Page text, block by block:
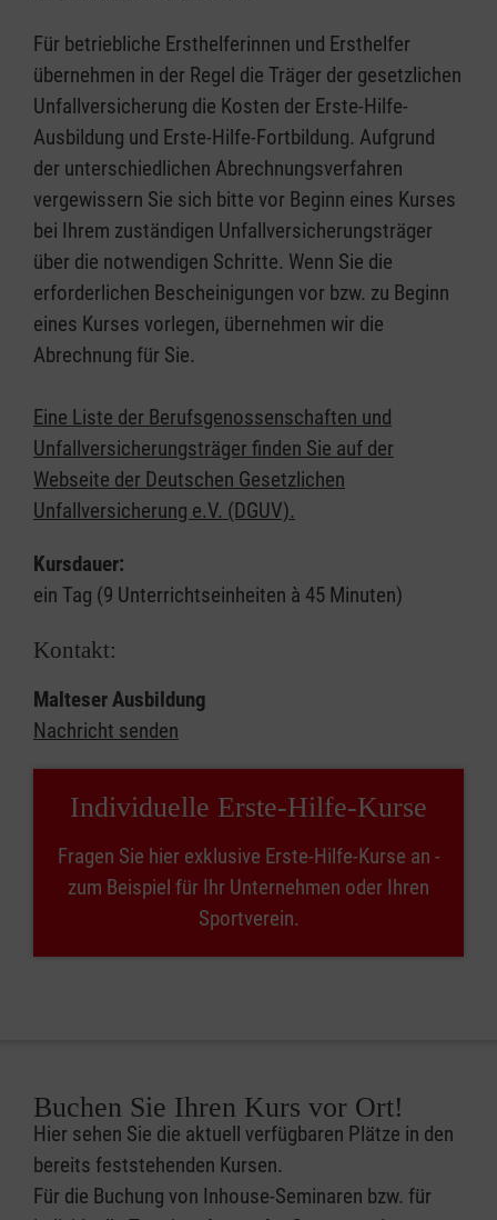
Für betriebliche Ersthelferinnen und Ersthelfer
übernehmen in der Regel die Träger der gesetzlichen
Unfallversicherung die Kosten der Erste-Hilfe-
Ausbildung und Erste-Hilfe-Fortbildung. Aufgrund
der unterschiedlichen Abrechnungsverfahren
vergewissern Sie sich bitte vor Beginn eines Kurses
bei Ihrem zuständigen Unfallversicherungsträger
über die notwendigen Schritte. Wenn Sie die
erforderlichen Bescheinigungen vor bzw. zu Beginn
eines Kurses vorlegen, übernehmen wir die
Abrechnung für Sie.
Eine Liste der Berufsgenossenschaften und
Unfallversicherungsträger finden Sie auf der
Webseite der Deutschen Gesetzlichen
Unfallversicherung e.V. (DGUV).
Kursdauer:
ein Tag (9 Unterrichtseinheiten à 45 Minuten)
Kontakt:
Malteser Ausbildung
Nachricht senden
Individuelle Erste-Hilfe-Kurse
Fragen Sie hier exklusive Erste-Hilfe-Kurse an -
zum Beispiel für Ihr Unternehmen oder Ihren
Sportverein.
Buchen Sie Ihren Kurs vor Ort!
Hier sehen Sie die aktuell verfügbaren Plätze in den
bereits feststehenden Kursen.
Für die Buchung von Inhouse-Seminaren bzw. für